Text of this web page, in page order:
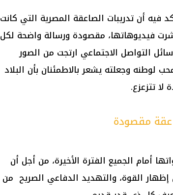
فيه أن تدريبات الصاعقة المصرية التي كانت
فيديوهاتها، مقصودة ورسالة واضحة لكل
التواصل الاجتماعي ارتجت من الصور
وجعلته يشعر بالاطمئنان بأن البلاد
تتزعزع.
مقصودة
أمام الجميع الفترة الأخيرة، من أجل أن
القوة، والتهديد الدفاعي الصريح من